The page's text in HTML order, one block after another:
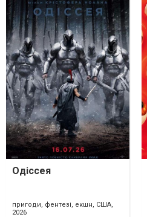
Одіссея
пригоди, фентезі, екшн, США,
2026